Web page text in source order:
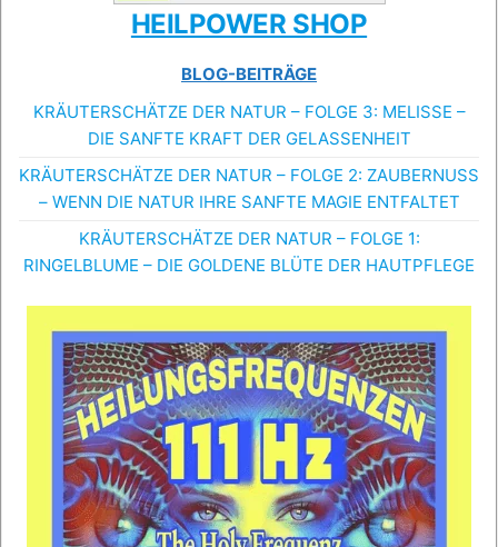
HEILPOWER SHOP
BLOG-BEITRÄGE
KRÄUTERSCHÄTZE DER NATUR – FOLGE 3: MELISSE –
DIE SANFTE KRAFT DER GELASSENHEIT
KRÄUTERSCHÄTZE DER NATUR – FOLGE 2: ZAUBERNUSS
– WENN DIE NATUR IHRE SANFTE MAGIE ENTFALTET
KRÄUTERSCHÄTZE DER NATUR – FOLGE 1:
RINGELBLUME – DIE GOLDENE BLÜTE DER HAUTPFLEGE